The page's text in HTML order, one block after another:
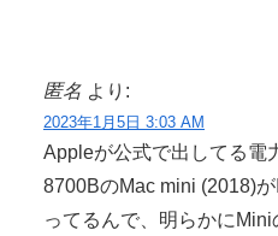
匿名 より:
2023年1月5日 3:03 AM
Appleが公式で出してる電
8700BのMac mini (2018)
ってるんで、明らかにMini